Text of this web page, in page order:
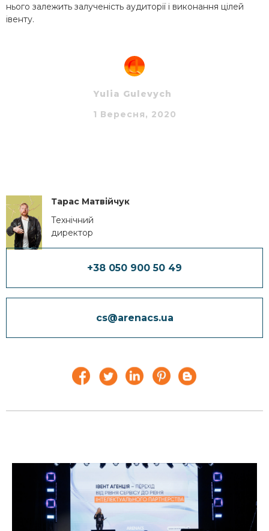
нього залежить залученість аудиторії і виконання цілей
івенту.
Yulia Gulevych
1 Вересня, 2020
Тарас Матвійчук
Технічний
директор
+38 050 900 50 49
cs@arenacs.ua